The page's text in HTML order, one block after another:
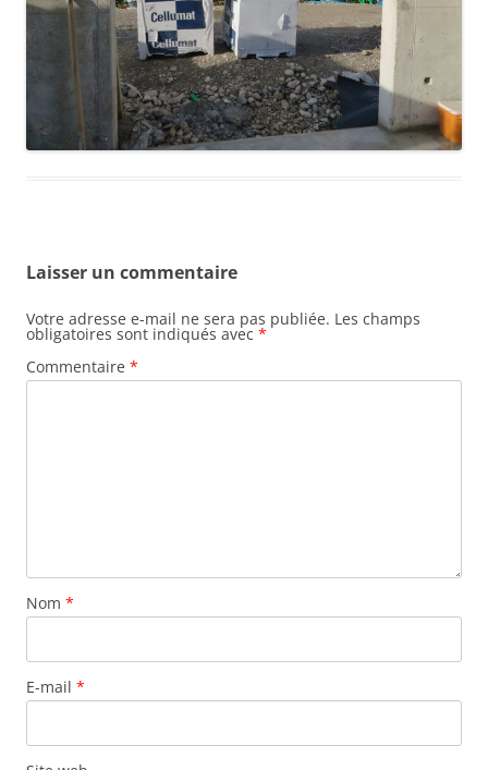
Laisser un commentaire
Votre adresse e-mail ne sera pas publiée. Les champs
obligatoires sont indiqués avec *
Commentaire *
Nom *
E-mail *